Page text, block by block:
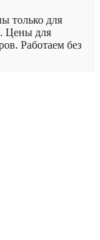
только для
Цены для
Работаем без